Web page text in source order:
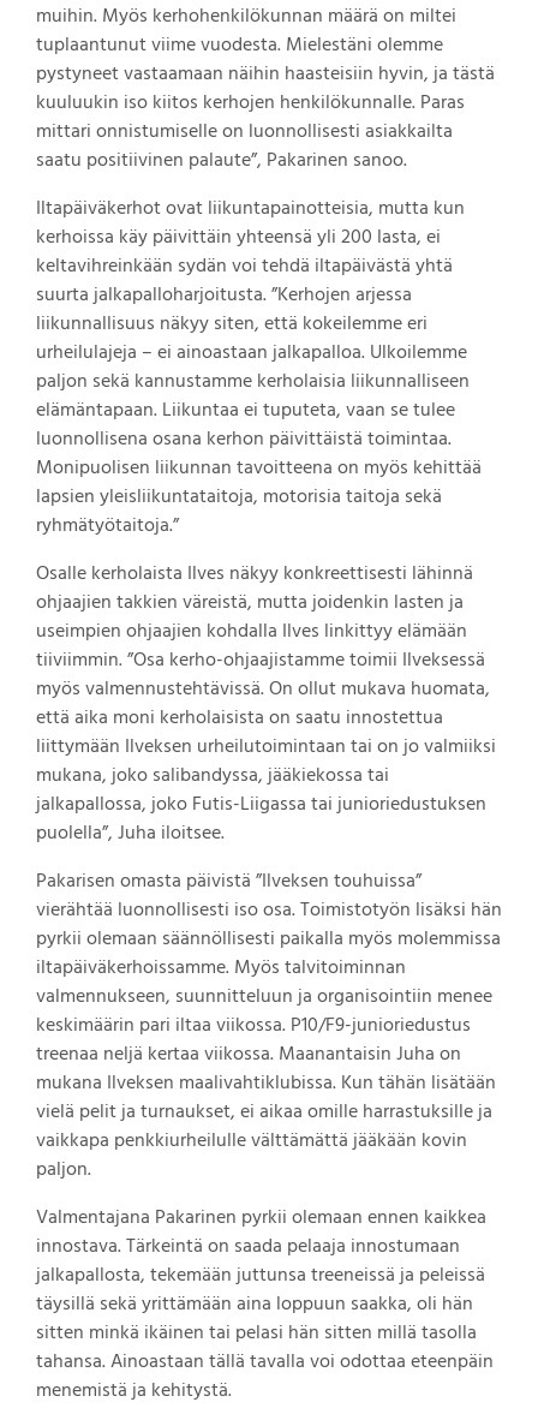
muihin. Myös kerhohenkilökunnan määrä on miltei
tuplaantunut viime vuodesta. Mielestäni olemme
pystyneet vastaamaan näihin haasteisiin hyvin, ja tästä
kuuluukin iso kiitos kerhojen henkilökunnalle. Paras
mittari onnistumiselle on luonnollisesti asiakkailta
saatu positiivinen palaute”, Pakarinen sanoo.
Iltapäiväkerhot ovat liikuntapainotteisia, mutta kun
kerhoissa käy päivittäin yhteensä yli 200 lasta, ei
keltavihreinkään sydän voi tehdä iltapäivästä yhtä
suurta jalkapalloharjoitusta. ”Kerhojen arjessa
liikunnallisuus näkyy siten, että kokeilemme eri
urheilulajeja – ei ainoastaan jalkapalloa. Ulkoilemme
paljon sekä kannustamme kerholaisia liikunnalliseen
elämäntapaan. Liikuntaa ei tuputeta, vaan se tulee
luonnollisena osana kerhon päivittäistä toimintaa.
Monipuolisen liikunnan tavoitteena on myös kehittää
lapsien yleisliikuntataitoja, motorisia taitoja sekä
ryhmätyötaitoja.”
Osalle kerholaista Ilves näkyy konkreettisesti lähinnä
ohjaajien takkien väreistä, mutta joidenkin lasten ja
useimpien ohjaajien kohdalla Ilves linkittyy elämään
tiiviimmin. ”Osa kerho-ohjaajistamme toimii Ilveksessä
myös valmennustehtävissä. On ollut mukava huomata,
että aika moni kerholaisista on saatu innostettua
liittymään Ilveksen urheilutoimintaan tai on jo valmiiksi
mukana, joko salibandyssa, jääkiekossa tai
jalkapallossa, joko Futis-Liigassa tai junioriedustuksen
puolella”, Juha iloitsee.
Pakarisen omasta päivistä ”Ilveksen touhuissa”
vierähtää luonnollisesti iso osa. Toimistotyön lisäksi hän
pyrkii olemaan säännöllisesti paikalla myös molemmissa
iltapäiväkerhoissamme. Myös talvitoiminnan
valmennukseen, suunnitteluun ja organisointiin menee
keskimäärin pari iltaa viikossa. P10/F9-junioriedustus
treenaa neljä kertaa viikossa. Maanantaisin Juha on
mukana Ilveksen maalivahtiklubissa. Kun tähän lisätään
vielä pelit ja turnaukset, ei aikaa omille harrastuksille ja
vaikkapa penkkiurheilulle välttämättä jääkään kovin
paljon.
Valmentajana Pakarinen pyrkii olemaan ennen kaikkea
innostava. Tärkeintä on saada pelaaja innostumaan
jalkapallosta, tekemään juttunsa treeneissä ja peleissä
täysillä sekä yrittämään aina loppuun saakka, oli hän
sitten minkä ikäinen tai pelasi hän sitten millä tasolla
tahansa. Ainoastaan tällä tavalla voi odottaa eteenpäin
menemistä ja kehitystä.